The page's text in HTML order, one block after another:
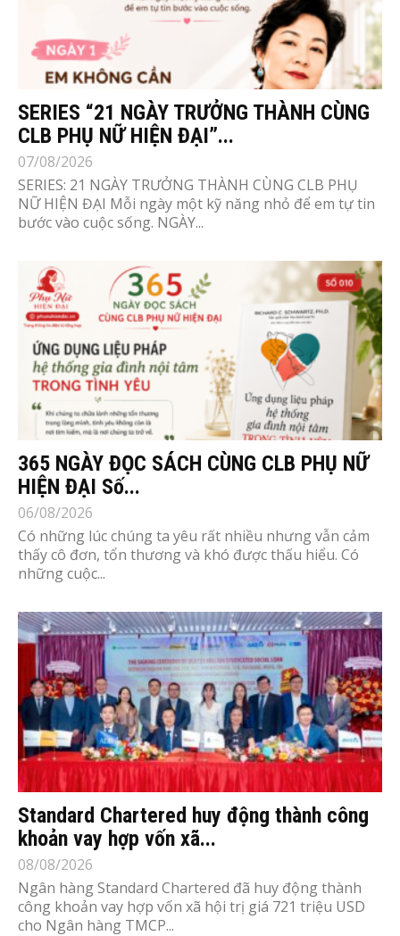
SERIES “21 NGÀY TRƯỞNG THÀNH CÙNG
CLB PHỤ NỮ HIỆN ĐẠI”...
07/08/2026
SERIES: 21 NGÀY TRƯỞNG THÀNH CÙNG CLB PHỤ
NỮ HIỆN ĐẠI Mỗi ngày một kỹ năng nhỏ để em tự tin
bước vào cuộc sống. NGÀY...
365 NGÀY ĐỌC SÁCH CÙNG CLB PHỤ NỮ
HIỆN ĐẠI Số...
06/08/2026
Có những lúc chúng ta yêu rất nhiều nhưng vẫn cảm
thấy cô đơn, tổn thương và khó được thấu hiểu. Có
những cuộc...
Standard Chartered huy động thành công
khoản vay hợp vốn xã...
08/08/2026
Ngân hàng Standard Chartered đã huy động thành
công khoản vay hợp vốn xã hội trị giá 721 triệu USD
cho Ngân hàng TMCP...